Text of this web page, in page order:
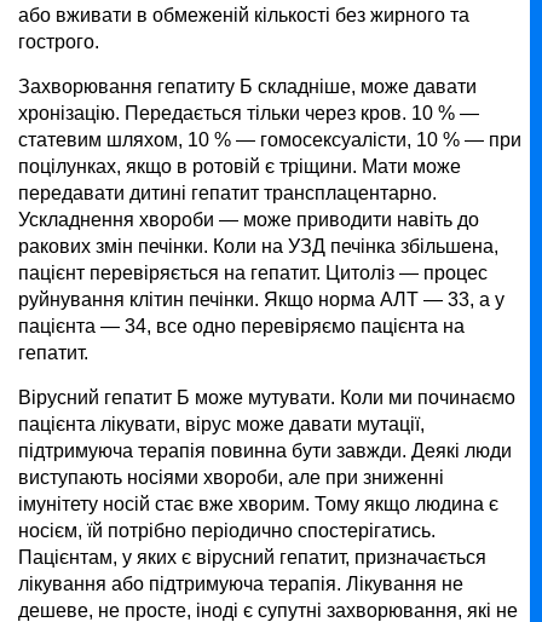
або вживати в обмеженій кількості без жирного та
гострого.
Захворювання гепатиту Б складніше, може давати
хронізацію. Передається тільки через кров. 10 % —
статевим шляхом, 10 % — гомосексуалісти, 10 % — при
поцілунках, якщо в ротовій є тріщини. Мати може
передавати дитині гепатит трансплацентарно.
Ускладнення хвороби — може приводити навіть до
ракових змін печінки. Коли на УЗД печінка збільшена,
пацієнт перевіряється на гепатит. Цитоліз — процес
руйнування клітин печінки. Якщо норма АЛТ — 33, а у
пацієнта — 34, все одно перевіряємо пацієнта на
гепатит.
Вірусний гепатит Б може мутувати. Коли ми починаємо
пацієнта лікувати, вірус може давати мутації,
підтримуюча терапія повинна бути завжди. Деякі люди
виступають носіями хвороби, але при зниженні
імунітету носій стає вже хворим. Тому якщо людина є
носієм, їй потрібно періодично спостерігатись.
Пацієнтам, у яких є вірусний гепатит, призначається
лікування або підтримуюча терапія. Лікування не
дешеве, не просте, іноді є супутні захворювання, які не